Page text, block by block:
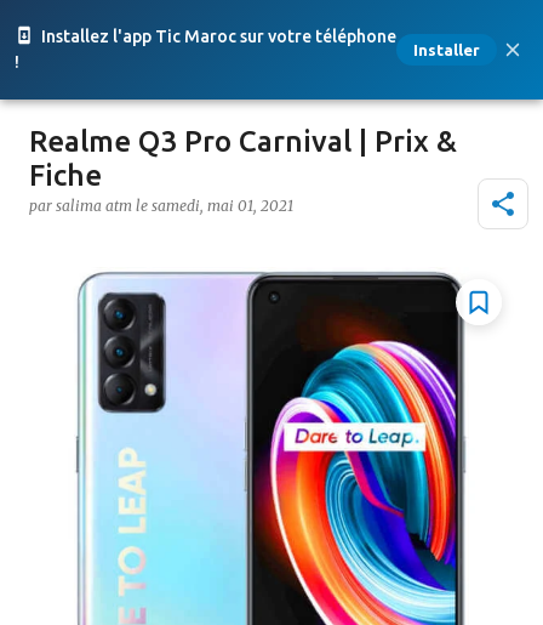
Installez l'app Tic Maroc sur votre téléphone
!
Installer
Accéder au contenu principal
Realme Q3 Pro Carnival | Prix &
Fiche
par salima atm le samedi, mai 01, 2021